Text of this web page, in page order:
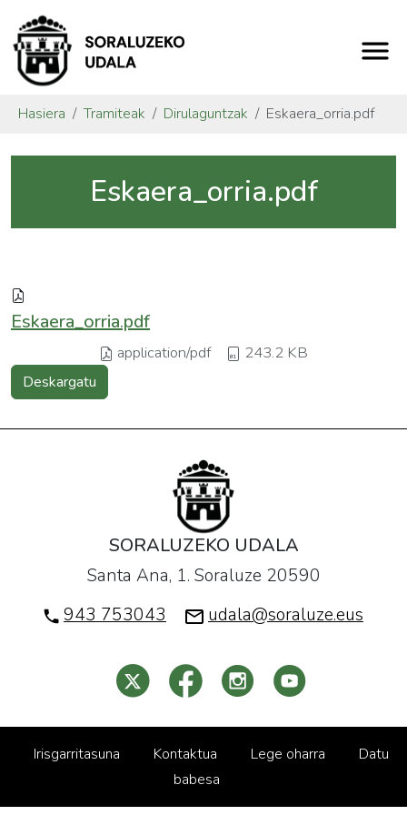
Hasiera Tramiteak Dirulaguntzak Eskaera_orria.pdf
Eskaera_orria.pdf
Eskaera_orria.pdf
application/pdf 243.2 KB
Deskargatu
SORALUZEKO UDALA
Santa Ana, 1. Soraluze 20590
943 753043
udala@soraluze.eus
Irisgarritasuna Kontaktua Lege oharra
Datu
babesa